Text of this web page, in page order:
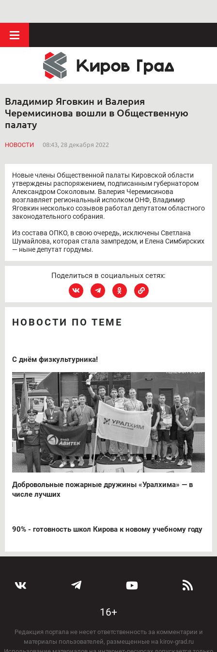
Владимир Яговкин и Валерия
Черемисинова вошли в Общественную
палату
НОВОСТИ 08:43, 28 декабря 2022
Новые члены Общественной палаты Кировской области
утверждены распоряжением, подписанным губернатором
Александром Соколовым. Валерия Черемисинова
возглавляет региональный исполком ОНФ, Владимир
Яговкин несколько созывов работал депутатом областного
законодательного собрания.
Из состава ОПКО, в свою очередь, исключены Светлана
Шумайлова, которая стала зампредом, и Елена Симбирских
— ныне депутат гордумы.
Поделиться в социальных сетях:
НОВОСТИ ПО ТЕМЕ
С днём физкультурника!
Добровольные пожарные дружины «Уралхима» — в
числе лучших
90% - готовность школ Кирова к новому учебному году
16+
Редакция портала не несет ответственность за комментарии и
материалы пользователей, размещенные на kirov-grad.ru